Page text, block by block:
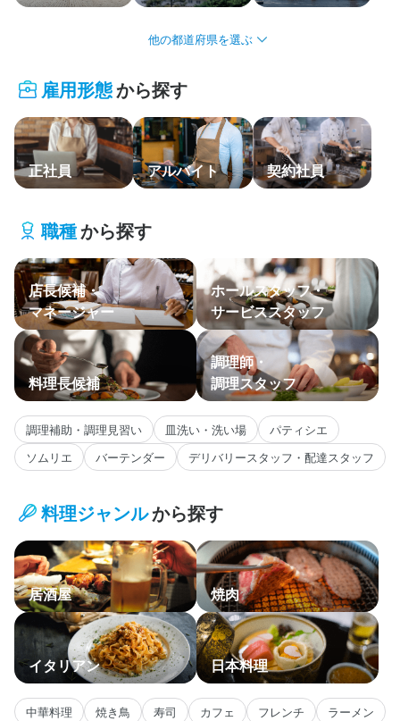
掲載をご検討の店舗様へ
食べログ求人PRESS
プライバシーポリシー
利用規約
企業情報
関東
中部・北陸
関西
中国・四国
九州・沖縄
主要エリア
雇用形態から探す
正社員 アルバイト 契約社員
職種から探す
店長候補・
マネージャー
ホールスタッフ・
サービススタッフ
料理長候補
調理師・
調理スタッフ
調理補助・調理見習い 皿洗い・洗い場
パティシエ
ソムリエ
バーテンダー デリバリースタッフ・配達スタッフ
料理ジャンルから探す
居酒屋 焼肉
イタリアン 日本料理
中華料理 焼き鳥 寿司 カフェ フレンチ
ラーメン